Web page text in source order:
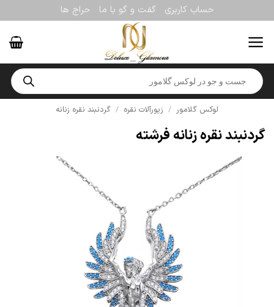
to
content
حساب کاربری گفت و گو با ما حراج ها
Products
search
لوکس گلامور / زیورآلات نقره / گردنبند نقره زنانه
گردنبند نقره زنانه فرشته